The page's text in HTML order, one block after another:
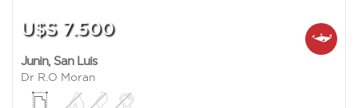
U$S 7.500
Junin, San Luis
Dr R.O Moran